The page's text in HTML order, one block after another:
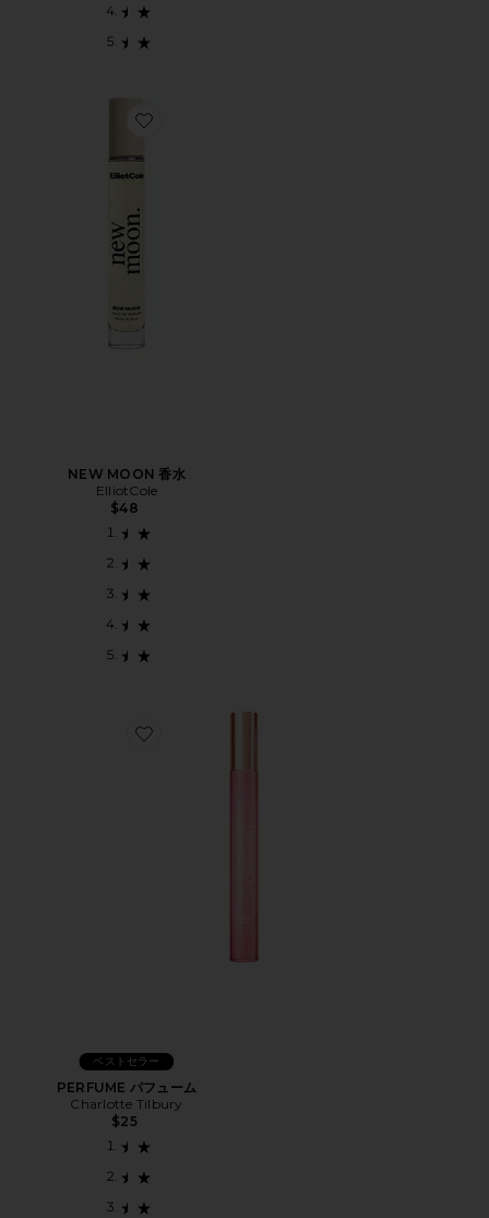
Favorite NEW MOON 香水
NEW MOON 香水
ElliotCole
$48
Favorite PERFUME パフューム
ベストセラー
PERFUME パフューム
Charlotte Tilbury
$25